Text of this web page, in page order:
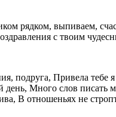
рядком, выпиваем,
с твоим
подруга, Привела тебе
день, Много слов писать
В отношеньях не